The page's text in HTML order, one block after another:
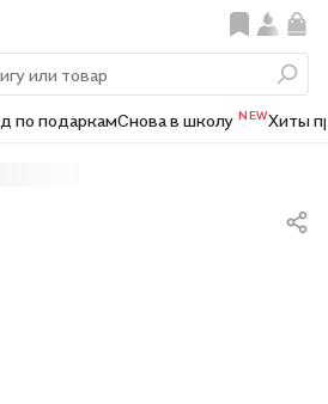
по подаркамСнова в школу NEWХиты